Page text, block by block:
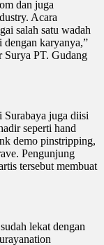
dan juga
Acara
salah satu wadah
dengan karyanya,”
Surya PT. Gudang
juga diisi
seperti hand
demo pinstripping,
Pengunjung
tersebut membuat
lekat dengan